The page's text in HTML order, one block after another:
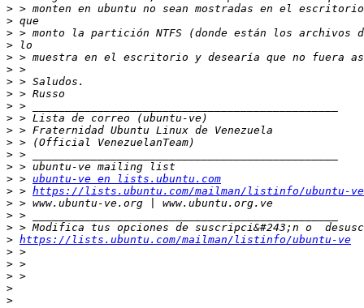
>
>
>
>
>
>
>
>
>
>
>
>
>
>
> > ubuntu-ve en lists.ubuntu.com
> > https://lists.ubuntu.com/mailman/listinfo/ubuntu-ve
>
>
>
> https://lists.ubuntu.com/mailman/listinfo/ubuntu-ve
>
>
>
>
>